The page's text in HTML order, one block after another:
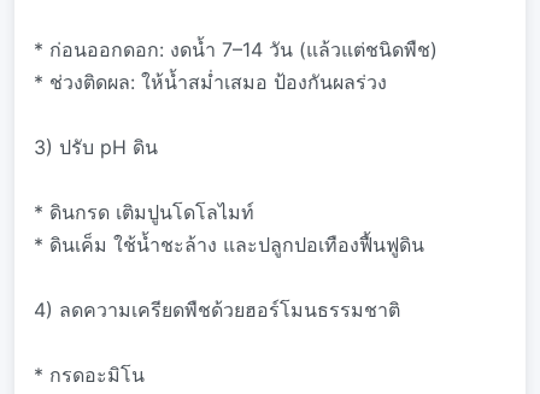
* ก่อนออกดอก: งดน้ำ 7–14 วัน (แล้วแต่ชนิดพืช)
* ช่วงติดผล: ให้น้ำสม่ำเสมอ ป้องกันผลร่วง
3) ปรับ pH ดิน
* ดินกรด เติมปูนโดโลไมท์
* ดินเค็ม ใช้น้ำชะล้าง และปลูกปอเทืองฟื้นฟูดิน
4) ลดความเครียดพืชด้วยฮอร์โมนธรรมชาติ
* กรดอะมิโน